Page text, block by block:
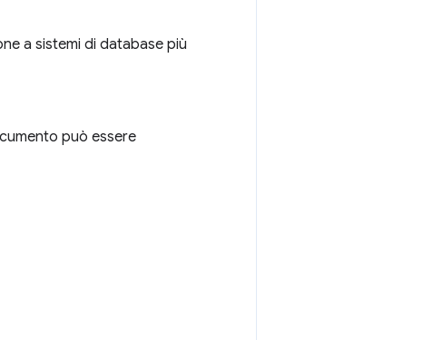
a sistemi di database più
può essere